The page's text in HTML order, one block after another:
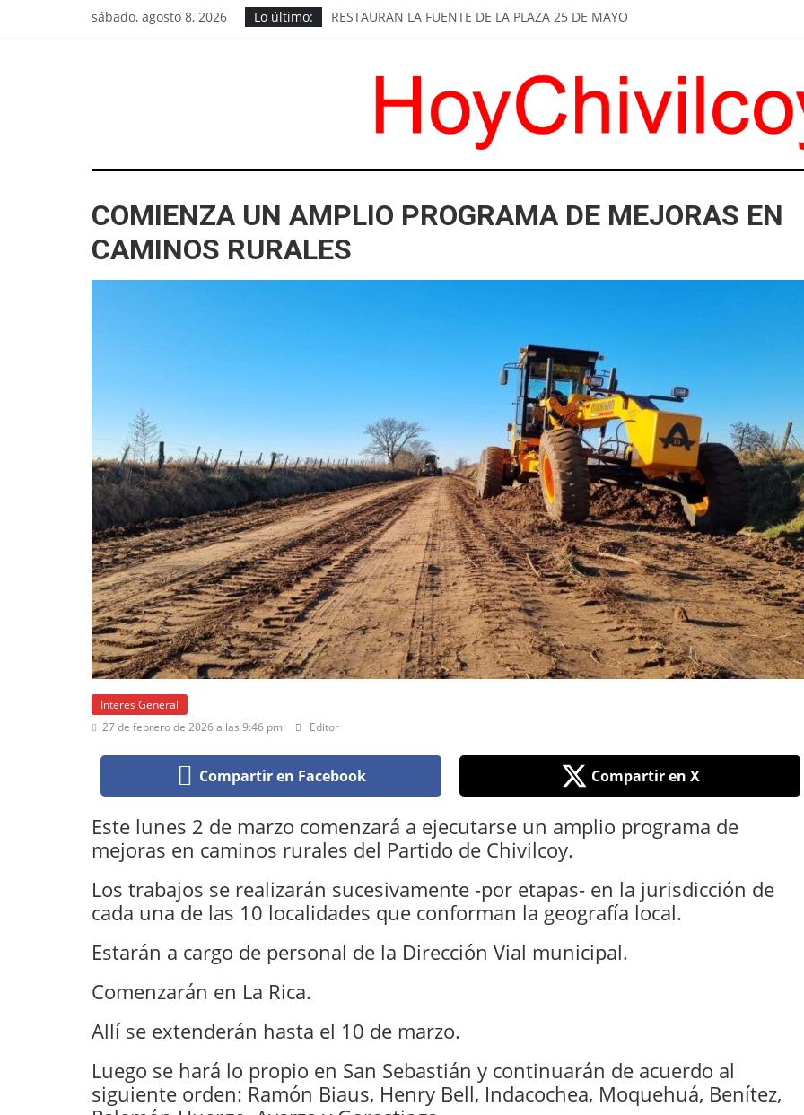
sábado, agosto 8, 2026 Lo último:
RESTAURAN LA FUENTE DE LA PLAZA 25 DE MAYO
EXIGEN RETIRAR DE LOS COMERCIOS UN JUGUETE TÓXICO
GOROSTIAGA: INSTALARON NUEVOS REFUGIOS EN PARADAS DE COLECTIVOS
HoyChivilcoy
Noticias
de
Chivilcoy
COMIENZA UN AMPLIO PROGRAMA DE MEJORAS EN
CAMINOS RURALES
Interes General
27 de febrero de 2026 a las 9:46 pm
Editor
Compartir en Facebook Compartir en X
Este lunes 2 de marzo comenzará a ejecutarse un amplio programa de
mejoras en caminos rurales del Partido de Chivilcoy.
Los trabajos se realizarán sucesivamente -por etapas- en la jurisdicción de
cada una de las 10 localidades que conforman la geografía local.
Estarán a cargo de personal de la Dirección Vial municipal.
Comenzarán en La Rica.
Allí se extenderán hasta el 10 de marzo.
Luego se hará lo propio en San Sebastián y continuarán de acuerdo al
siguiente orden: Ramón Biaus, Henry Bell, Indacochea, Moquehuá, Benítez,